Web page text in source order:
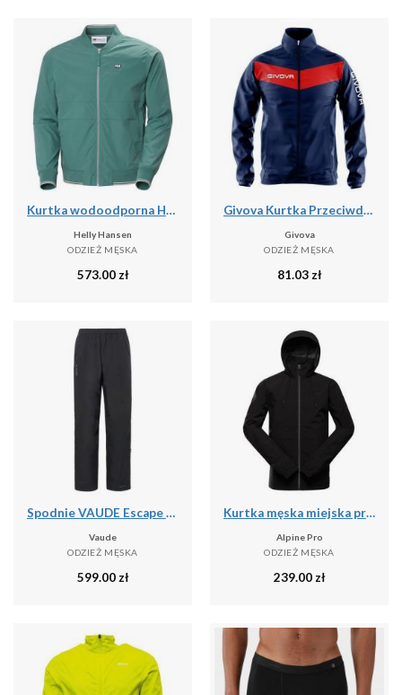
Kurtka wodoodporna Helly Hansen Marine
Helly Hansen
ODZIEŻ MĘSKA
573.00 zł
Givova Kurtka Przeciwdeszczowa Niebieska - 2XL - Wodoodporna
Givova
ODZIEŻ MĘSKA
81.03 zł
Spodnie VAUDE Escape Bike
Vaude
ODZIEŻ MĘSKA
599.00 zł
Kurtka męska miejska przeciwdeszczowa Alpine Pro Remon
Alpine Pro
ODZIEŻ MĘSKA
239.00 zł